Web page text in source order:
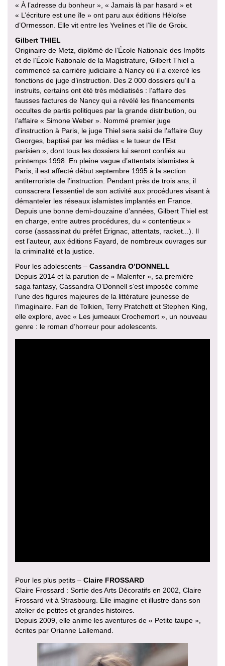
« À l’adresse du bonheur », « Jamais là par hasard » et
« L’écriture est une île » ont paru aux éditions Héloïse
d’Ormesson. Elle vit entre les Yvelines et l’île de Groix.
Gilbert THIEL
Originaire de Metz, diplômé de l’École Nationale des Impôts
et de l’École Nationale de la Magistrature, Gilbert Thiel a
commencé sa carrière judiciaire à Nancy où il a exercé les
fonctions de juge d’instruction. Des 2 000 dossiers qu’il a
instruits, certains ont été très médiatisés : l’affaire des
fausses factures de Nancy qui a révélé les financements
occultes de partis politiques par la grande distribution, ou
l’affaire « Simone Weber ». Nommé premier juge
d’instruction à Paris, le juge Thiel sera saisi de l’affaire Guy
Georges, baptisé par les médias « le tueur de l’Est
parisien », dont tous les dossiers lui seront confiés au
printemps 1998. En pleine vague d’attentats islamistes à
Paris, il est affecté début septembre 1995 à la section
antiterroriste de l’instruction. Pendant près de trois ans, il
consacrera l’essentiel de son activité aux procédures visant à
démanteler les réseaux islamistes implantés en France.
Depuis une bonne demi-douzaine d’années, Gilbert Thiel est
en charge, entre autres procédures, du « contentieux »
corse (assassinat du préfet Erignac, attentats, racket...). Il
est l’auteur, aux éditions Fayard, de nombreux ouvrages sur
la criminalité et la justice.
Pour les adolescents – Cassandra O’DONNELL
Depuis 2014 et la parution de « Malenfer », sa première
saga fantasy, Cassandra O’Donnell s’est imposée comme
l’une des figures majeures de la littérature jeunesse de
l’imaginaire. Fan de Tolkien, Terry Pratchett et Stephen King,
elle explore, avec « Les jumeaux Crochemort », un nouveau
genre : le roman d’horreur pour adolescents.
Pour les plus petits – Claire FROSSARD
Claire Frossard : Sortie des Arts Décoratifs en 2002, Claire
Frossard vit à Strasbourg. Elle imagine et illustre dans son
atelier de petites et grandes histoires.
Depuis 2009, elle anime les aventures de « Petite taupe »,
écrites par Orianne Lallemand.